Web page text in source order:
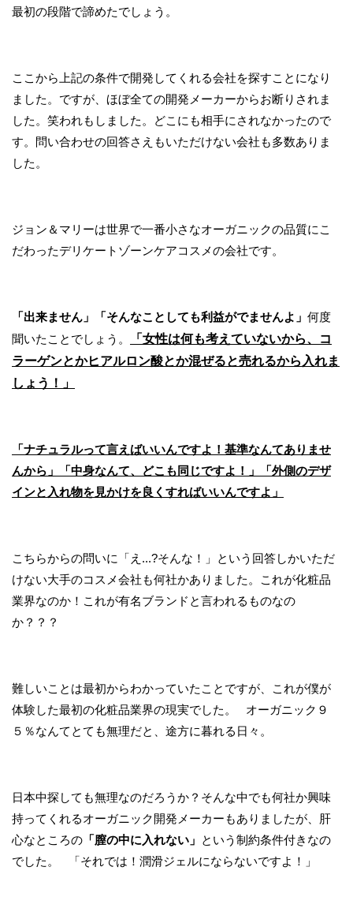
最初の段階で諦めたでしょう。
ここから上記の条件で開発してくれる会社を探すことになり
ました。ですが、ほぼ全ての開発メーカーからお断りされま
した。笑われもしました。どこにも相手にされなかったので
す。問い合わせの回答さえもいただけない会社も多数ありま
した。
ジョン＆マリーは世界で一番小さなオーガニックの品質にこ
だわったデリケートゾーンケアコスメの会社です。
「出来ません」 「そんなことしても利益がでませんよ」 何度
聞いたことでしょう。
「女性は何も考えていないから、コ
ラーゲンとかヒアルロン酸とか混ぜると売れるから入れま
しょう！」
「ナチュラルって言えばいいんですよ！基準なんてありませ
んから」「中身なんて、どこも同じですよ！」「外側のデザ
インと入れ物を見かけを良くすればいいんですよ」
こちらからの問いに「え...?そんな！」という回答しかいただ
けない大手のコスメ会社も何社かありました。これが化粧品
業界なのか！これが有名ブランドと言われるものなの
か？？？
難しいことは最初からわかっていたことですが、これが僕が
体験した最初の化粧品業界の現実でした。 オーガニック９
５％なんてとても無理だと、途方に暮れる日々。
日本中探しても無理なのだろうか？そんな中でも何社か興味
持ってくれるオーガニック開発メーカーもありましたが、肝
心なところの 「膣の中に入れない」
という制約条件付きなの
でした。 「それでは！潤滑ジェルにならないですよ！」